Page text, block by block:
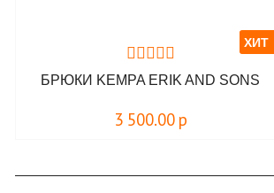
ХИТ
БРЮКИ KEMPA ERIK AND SONS
3 500.00 р